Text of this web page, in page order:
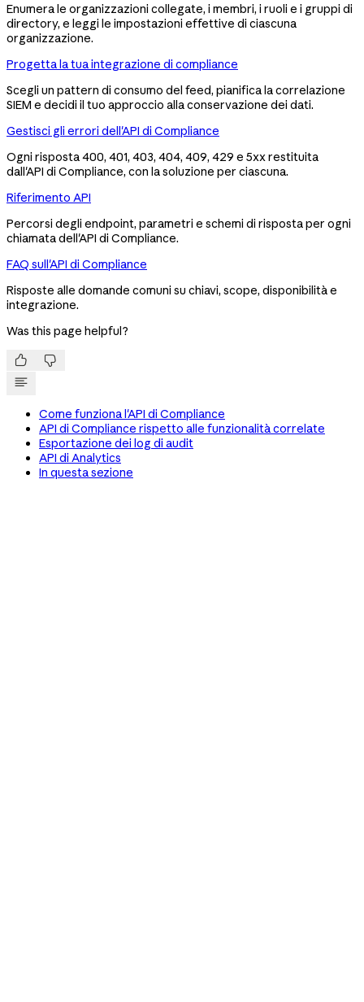
Enumera le organizzazioni collegate, i membri, i ruoli e i gruppi di
directory, e leggi le impostazioni effettive di ciascuna
organizzazione.
Progetta la tua integrazione di compliance
Scegli un pattern di consumo del feed, pianifica la correlazione
SIEM e decidi il tuo approccio alla conservazione dei dati.
Gestisci gli errori dell'API di Compliance
Ogni risposta 400, 401, 403, 404, 409, 429 e 5xx restituita
dall'API di Compliance, con la soluzione per ciascuna.
Riferimento API
Percorsi degli endpoint, parametri e schemi di risposta per ogni
chiamata dell'API di Compliance.
FAQ sull'API di Compliance
Risposte alle domande comuni su chiavi, scope, disponibilità e
integrazione.
Was this page helpful?
 
Come funziona l'API di Compliance
API di Compliance rispetto alle funzionalità correlate
Esportazione dei log di audit
API di Analytics
In questa sezione